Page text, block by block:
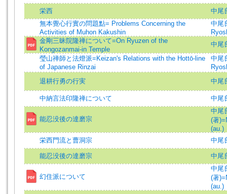
栄西
中尾
無本覺心行實の問題點= Problems Concerning the
Activities of Muhon Kakushin
中尾
金剛三昧院隆禅について=On Ryuzen of the
Kongozanmai-in Temple
中尾
瑩山禅師と法燈派=Keizan's Relations with the Hottō-line
of Japanese Rinzai
中尾
退耕行勇の行実
中尾
中納言法印隆禅について 中尾
能忍没後の達磨宗
中尾
(著
(au.)
栄西門流と曹洞宗
中尾
能忍没後の達磨宗 中尾
幻住派について
中尾
(著
(au.)